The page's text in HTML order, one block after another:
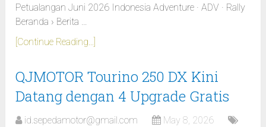
Petualangan Juni 2026 Indonesia Adventure · ADV · Rally
Beranda › Berita …
[Continue Reading...]
QJMOTOR Tourino 250 DX Kini
Datang dengan 4 Upgrade Gratis
id.sepedamotor@gmail.com
May 8, 2026